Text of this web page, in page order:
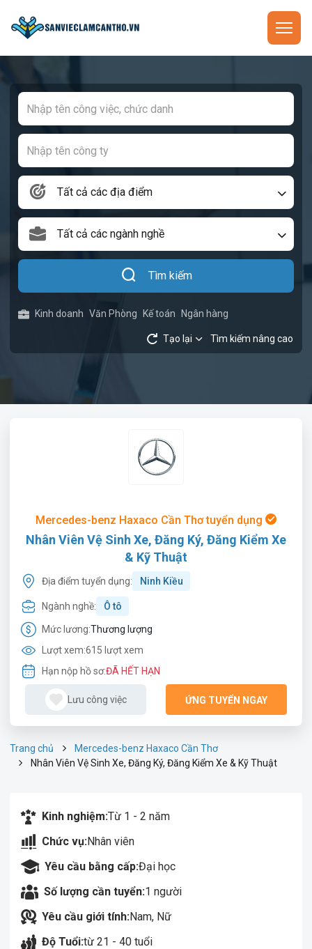
Tất cả các địa điểm
Tất cả các ngành nghề
Tìm kiếm
Kinh doanh Văn Phòng Kế toán Ngân hàng
Tạo lại Tìm kiếm nâng cao
Mercedes-benz Haxaco Cần Thơ tuyển dụng
Nhân Viên Vệ Sinh Xe, Đăng Ký, Đăng Kiểm Xe
& Kỹ Thuật
Địa điểm tuyển dụng: Ninh Kiều
Ngành nghề: Ô tô
Mức lương:Thương lượng
Lượt xem:615 lượt xem
Hạn nộp hồ sơ:ĐÃ HẾT HẠN
Lưu công việc ỨNG TUYỂN NGAY
Trang chủ
Mercedes-benz Haxaco Cần Thơ
Nhân Viên Vệ Sinh Xe, Đăng Ký, Đăng Kiểm Xe & Kỹ Thuật
Kinh nghiệm:Từ 1 - 2 năm
Chức vụ:Nhân viên
Yêu cầu bằng cấp:Đại học
Số lượng cần tuyển:1 người
Yêu cầu giới tính:Nam, Nữ
Độ Tuổi:từ 21 - 40 tuổi